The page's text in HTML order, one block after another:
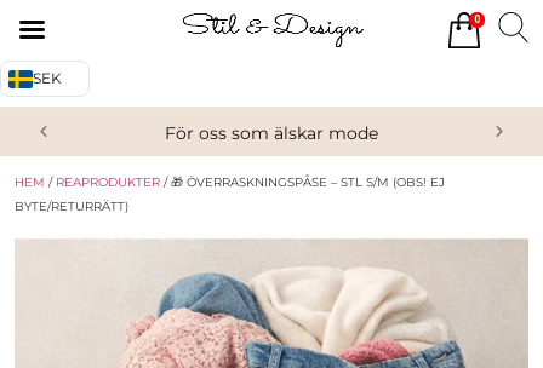
SEK
För oss som älskar mode
HEM / REAPRODUKTER / 🎁 ÖVERRASKNINGSPÅSE – STL S/M (OBS! EJ
BYTE/RETURRÄTT)
0
Alla produkter
Underdelar
Skor/Stövlar
Om oss
Kontakta oss